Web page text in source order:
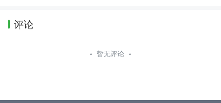
评论
暂无评论